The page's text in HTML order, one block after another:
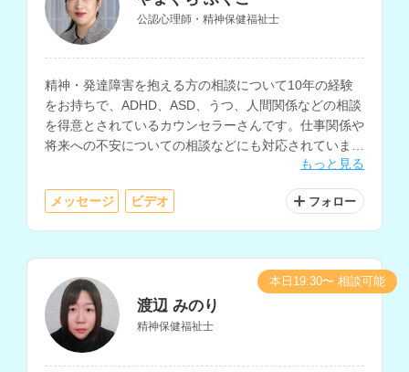
公認心理師・精神保健福祉士
精神・発達障害を抱える方の相談について10年の経験
をお持ちで、ADHD、ASD、うつ、人間関係などの相談
を得意とされているカウンセラーさんです。仕事関係や
将来への不安についての相談などにも対応されていま
もっと見る
メッセージ ビデオ フォロー
渡辺 みのり
精神保健福祉士
本日19:30〜 相談可能